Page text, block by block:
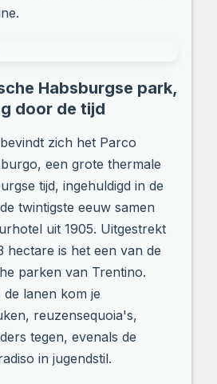
Habsburgse park,
door de tijd
zich het Parco
een grote thermale
tijd, ingehuldigd in de
twintigste eeuw samen
uit 1905. Uitgestrekt
hectare is het een van de
parken van Trentino.
de lanen kom je
reuzensequoia's,
tegen, evenals de
in jugendstil.